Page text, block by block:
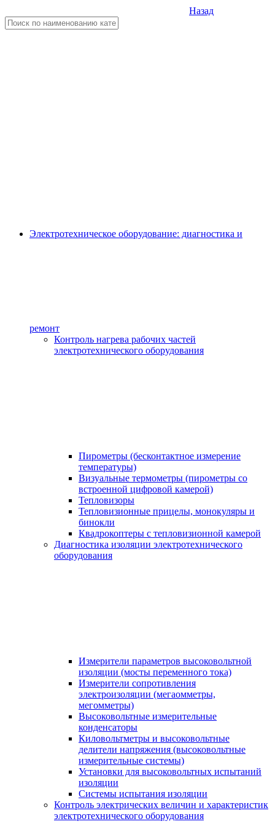
Назад
Электротехническое оборудование: диагностика и
ремонт
Контроль нагрева рабочих частей
электротехнического оборудования
Пирометры (бесконтактное измерение
температуры)
Визуальные термометры (пирометры со
встроенной цифровой камерой)
Тепловизоры
Тепловизионные прицелы, монокуляры и
бинокли
Квадрокоптеры с тепловизионной камерой
Диагностика изоляции электротехнического
оборудования
Измерители параметров высоковольтной
изоляции (мосты переменного тока)
Измерители сопротивления
электроизоляции (мегаомметры,
мегомметры)
Высоковольтные измерительные
конденсаторы
Киловольтметры и высоковольтные
делители напряжения (высоковольтные
измерительные системы)
Установки для высоковольтных испытаний
изоляции
Системы испытания изоляции
Контроль электрических величин и характеристик
электротехнического оборудования